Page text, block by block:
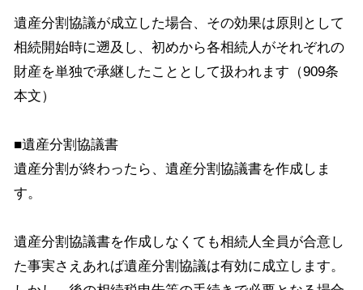
遺産分割協議が成立した場合、その効果は原則として
相続開始時に遡及し、初めから各相続人がそれぞれの
財産を単独で承継したこととして扱われます（909条
本文）
■遺産分割協議書
遺産分割が終わったら、遺産分割協議書を作成しま
す。
遺産分割協議書を作成しなくても相続人全員が合意し
た事実さえあれば遺産分割協議は有効に成立します。